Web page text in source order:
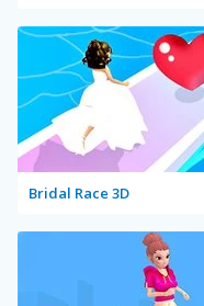
Bridal Race 3D